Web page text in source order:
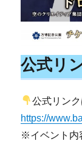
公式リ
公式リン
https://
※イベント内